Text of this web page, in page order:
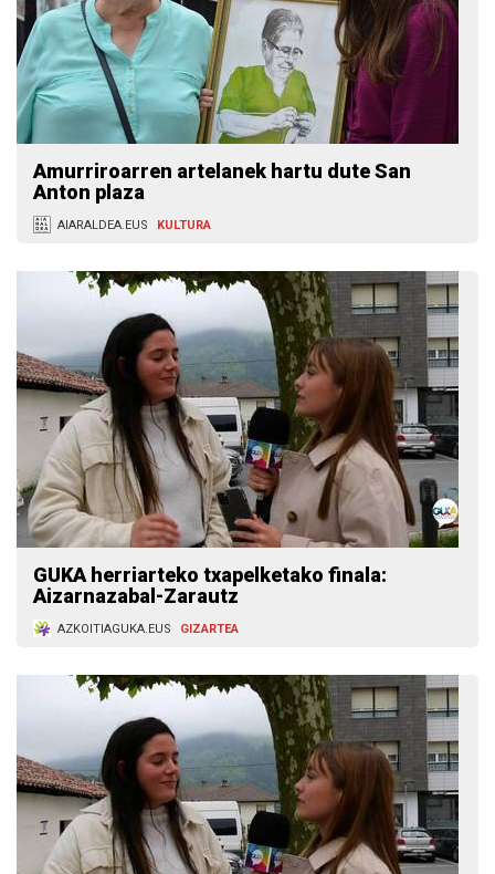
Amurriroarren artelanek hartu dute San
Anton plaza
AIARALDEA.EUS KULTURA
GUKA herriarteko txapelketako finala:
Aizarnazabal-Zarautz
AZKOITIAGUKA.EUS GIZARTEA